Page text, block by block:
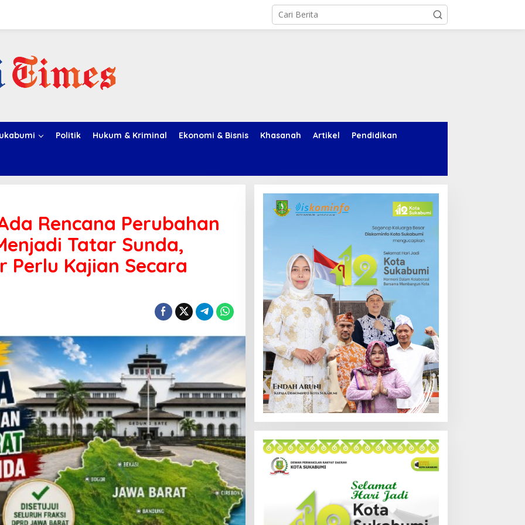
Politik Hukum & Kriminal Ekonomi & Bisnis Khasanah Artikel Pendidikan
Rencana Perubahan
Tatar Sunda,
Perlu Kajian Secara